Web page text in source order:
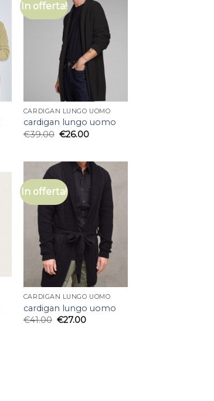
In offerta!
CARDIGAN LUNGO UOMO
cardigan lungo uomo
€39.00 €26.00
In offerta!
CARDIGAN LUNGO UOMO
cardigan lungo uomo
€41.00 €27.00